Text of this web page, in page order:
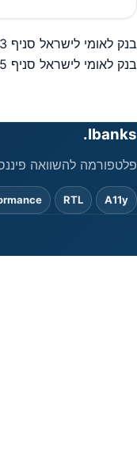
ניווט
בנק לאומי לישראל סניף 613 | אל קודס, קלנסווה
בנק לאומי לישראל סניף 615 | הכניסה לכפר, כאבול
Ibanks.
פלטפורמה להשוואה
A11y
RTL